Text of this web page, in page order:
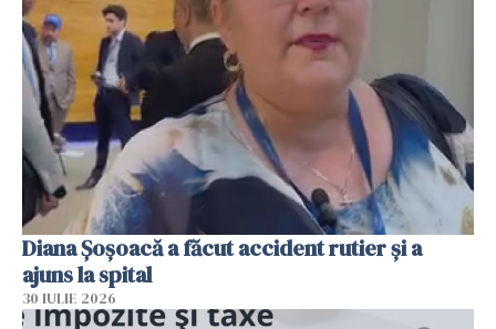
Diana Șoșoacă a făcut accident rutier și a
ajuns la spital
30 IULIE 2026